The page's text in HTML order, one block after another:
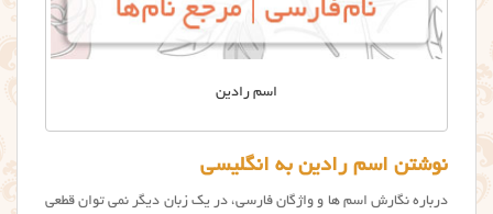
اسم رادین
نوشتن اسم رادین به انگلیسی
درباره نگارش اسم ها و واژگان فارسی، در یک زبان دیگر نمی توان قطعی